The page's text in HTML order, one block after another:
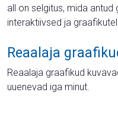
all on selgitus, mida
interaktiivsed ja
Reaalaja
Reaalaja graafikud
uuenevad iga minut.